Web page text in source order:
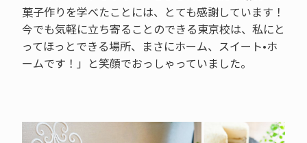
菓子作りを学べたことには、とても感謝しています！
今でも気軽に立ち寄ることのできる東京校は、私にと
ってほっとできる場所、まさにホーム、スイート•ホ
ームです！」と笑顔でおっしゃっていました。